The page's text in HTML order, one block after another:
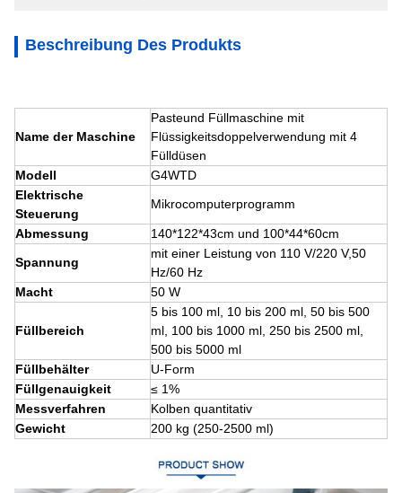
Beschreibung Des Produkts
Name der Maschine
Pasteund Füllmaschine mit
Flüssigkeitsdoppelverwendung mit 4
Fülldüsen
Modell
G4WTD
Elektrische
Steuerung
Mikrocomputerprogramm
Abmessung
140*122*43cm und 100*44*60cm
Spannung
mit einer Leistung von 110 V/220 V,50
Hz/60 Hz
Macht
50 W
Füllbereich
5 bis 100 ml, 10 bis 200 ml, 50 bis 500
ml, 100 bis 1000 ml, 250 bis 2500 ml,
500 bis 5000 ml
Füllbehälter
U-Form
Füllgenauigkeit
≤ 1%
Messverfahren
Kolben quantitativ
Gewicht
200 kg (250-2500 ml)